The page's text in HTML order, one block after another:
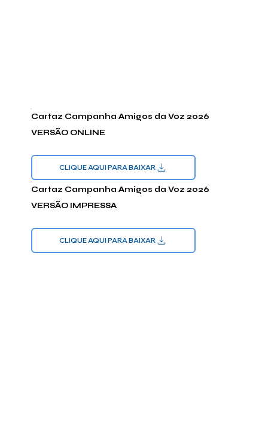
Cartaz Campanha Amigos da Voz 2026
VERSÃO ONLINE
CLIQUE AQUI PARA BAIXAR
Cartaz Campanha Amigos da Voz 2026
VERSÃO IMPRESSA
CLIQUE AQUI PARA BAIXAR